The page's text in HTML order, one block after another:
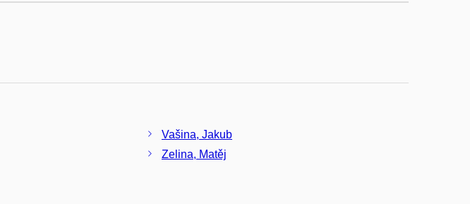
Vašina, Jakub
Zelina, Matěj